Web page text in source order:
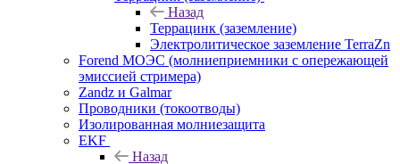
Назад
Террацинк (заземление)
Электролитическое заземление TerraZn
Forend МОЭС (молниеприемники с опережающей
эмиссией стримера)
Zandz и Galmar
Проводники (токоотводы)
Изолированная молниезащита
EKF
Назад